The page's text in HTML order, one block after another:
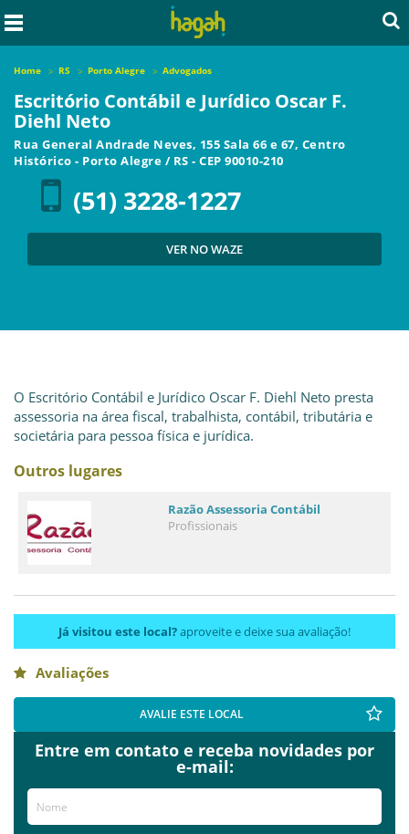
Home RS Porto Alegre Advogados
Escritório Contábil e Jurídico Oscar F.
Diehl Neto
Rua General Andrade Neves, 155 Sala 66 e 67, Centro
Histórico - Porto Alegre / RS - CEP 90010-210
(51) 3228-1227
VER NO WAZE
O Escritório Contábil e Jurídico Oscar F. Diehl Neto presta
assessoria na área fiscal, trabalhista, contábil, tributária e
societária para pessoa física e jurídica.
Outros lugares
Razão Assessoria Contábil
Profissionais
Já visitou este local?aproveite e deixe sua avaliação!
Avaliações
AVALIE ESTE LOCAL
Entre em contato e receba novidades por
e-mail: